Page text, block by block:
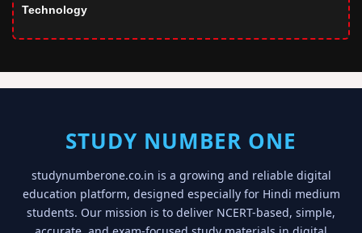
Technology
STUDY NUMBER ONE
studynumberone.co.in is a growing and reliable digital
education platform, designed especially for Hindi medium
students. Our mission is to deliver NCERT-based, simple,